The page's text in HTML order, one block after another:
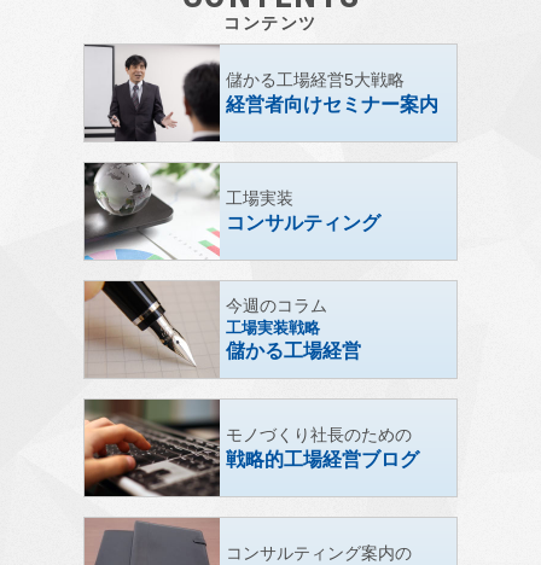
コンテンツ
儲かる工場経営5大戦略
経営者向けセミナー案内
工場実装
コンサルティング
今週のコラム
工場実装戦略
儲かる工場経営
モノづくり社長のための
戦略的工場経営ブログ
コンサルティング案内の